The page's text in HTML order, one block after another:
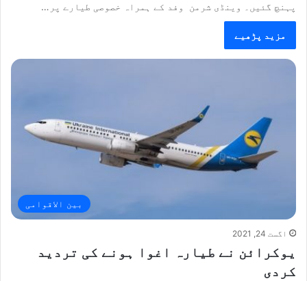
پہنچ گئیں۔ وینڈی شرمن وفد کے ہمراہ خصوصی طیارے پر…
مزید پڑھیے
بین الاقوامی
اگست 24, 2021
یوکرائن نے طیارہ اغوا ہونے کی تردید
کردی